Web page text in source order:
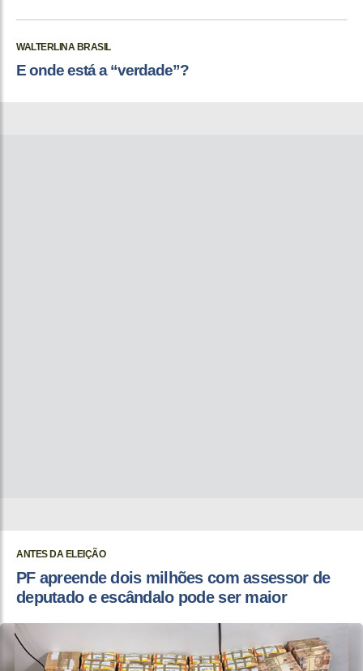
WALTERLINA BRASIL
E onde está a “verdade”?
ANTES DA ELEIÇÃO
PF apreende dois milhões com assessor de
deputado e escândalo pode ser maior